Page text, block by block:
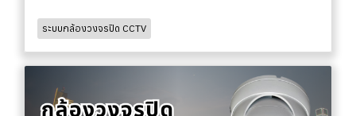
ระบบกล้องวงจรปิด CCTV